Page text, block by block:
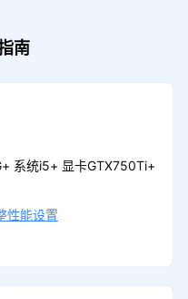
南
系统i5+ 显卡GTX750Ti+
性能设置